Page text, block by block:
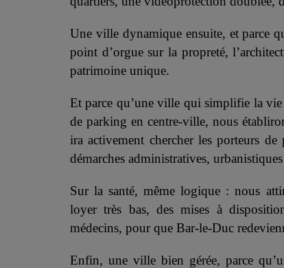
Une ville dynamique ensuite, et parce
point d’orgue sur la propreté,
patrimoine unique.
Et parce qu’une ville qui simplifie la
de parking en centre-ville, nous
ira activement chercher les porteurs
démarches administratives,
Sur la santé, même logique : nous
loyer très bas, des mises à
médecins, pour que Bar-le-Duc
Enfin, une ville bien gérée, parce